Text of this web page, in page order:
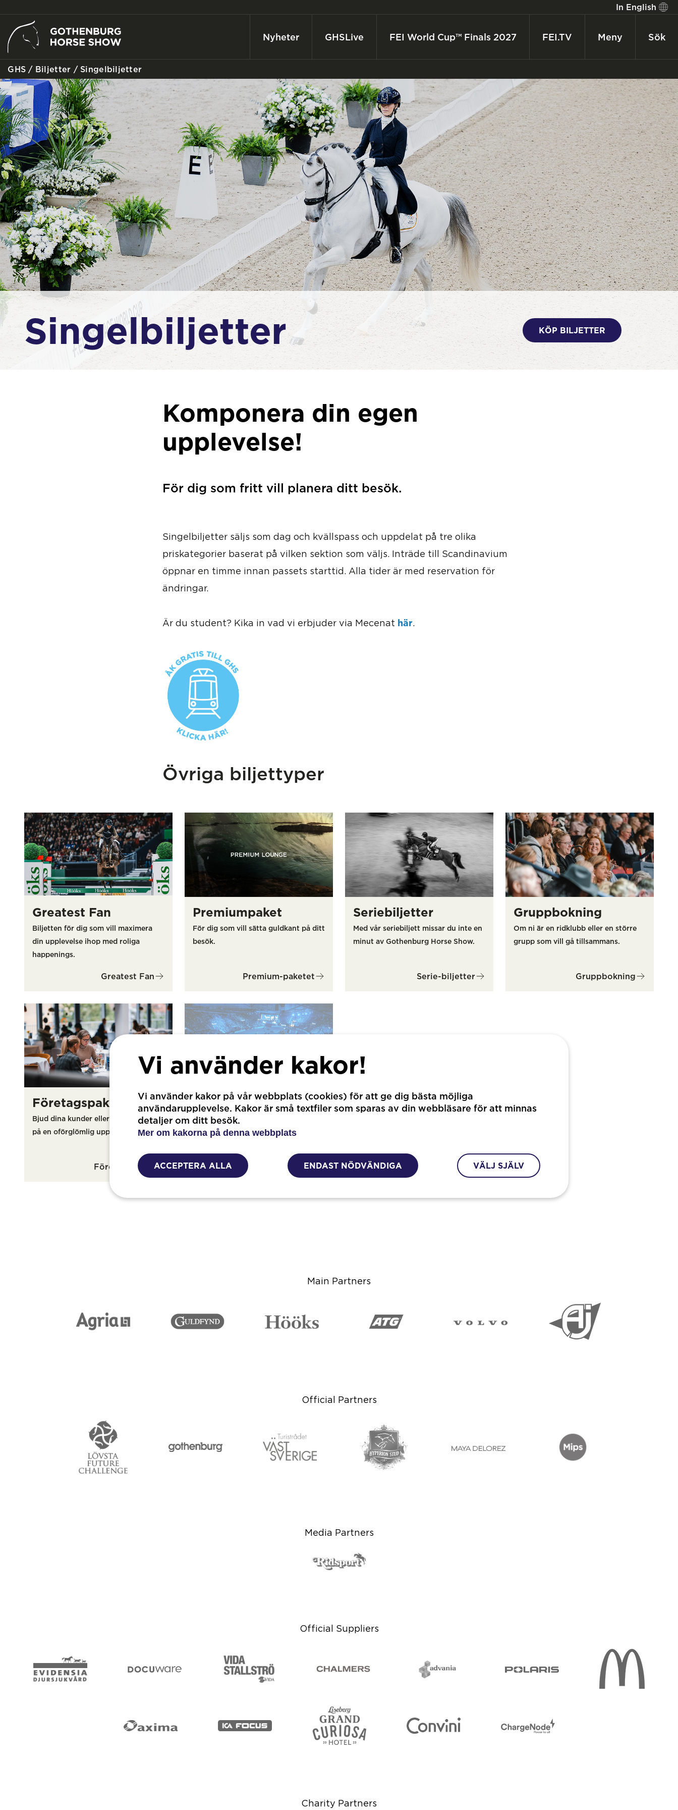
In English
Nyheter GHSLive FEI World Cup™ Finals 2027 FEI.TV Meny Sök
GHS /Biljetter /Singelbiljetter
Singelbiljetter KÖP BILJETTER
Komponera din egen
upplevelse!
För dig som fritt vill planera ditt besök.
Singelbiljetter säljs som dag och kvällspass och uppdelat på tre olika
priskategorier baserat på vilken sektion som väljs. Inträde till Scandinavium
öppnar en timme innan passets starttid. Alla tider är med reservation för
ändringar.
Är du student? Kika in vad vi erbjuder via Mecenat här.
Övriga biljettyper
Greatest Fan
Biljetten för dig som vill maximera
din upplevelse ihop med roliga
happenings.
Greatest Fan
Premiumpaket
För dig som vill sätta guldkant på ditt
besök.
Premium-paketet
Seriebiljetter
Med vår seriebiljett missar du inte en
minut av Gothenburg Horse Show.
Serie-biljetter
Gruppbokning
Om ni är en ridklubb eller en större
grupp som vill gå tillsammans.
Gruppbokning
Företagspaket
Bjud dina kunder eller medarbetare
på en oförglömlig upplevelse!
Företagspaket
Student
Exklusivt för studenter - ta del av
vårt erbjudande på utvalda pass via
Studentbiljett
Vi använder kakor!
Vi använder kakor på vår webbplats (cookies) för att ge dig bästa möjliga
användarupplevelse. Kakor är små textfiler som sparas av din webbläsare för att minnas
detaljer om ditt besök.
Mer om kakorna på denna webbplats
ACCEPTERA ALLA ENDAST NÖDVÄNDIGA VÄLJ SJÄLV
Main Partners
Official Partners
Media Partners
Official Suppliers
Charity Partners